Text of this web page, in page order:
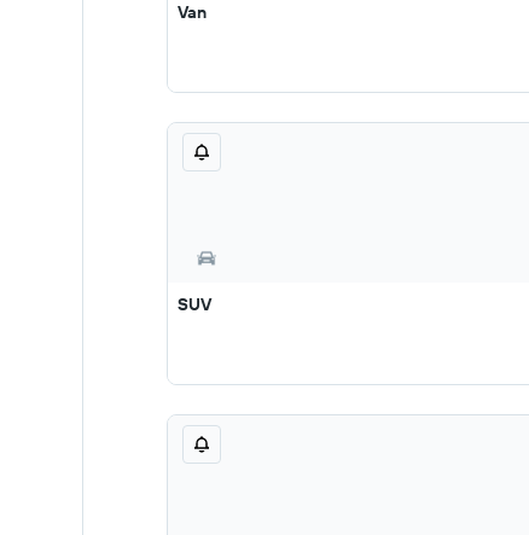
Van
SUV